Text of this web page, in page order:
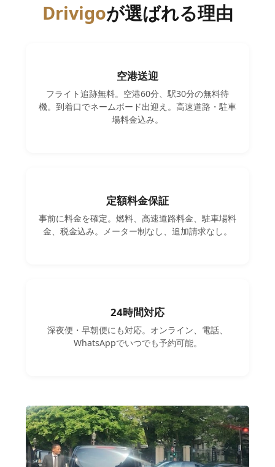
Drivigoが選ばれる理由
空港送迎
フライト追跡無料。空港60分、駅30分の無料待
機。到着口でネームボード出迎え。高速道路・駐車
場料金込み。
定額料金保証
事前に料金を確定。燃料、高速道路料金、駐車場料
金、税金込み。メーター制なし、追加請求なし。
24時間対応
深夜便・早朝便にも対応。オンライン、電話、
WhatsAppでいつでも予約可能。